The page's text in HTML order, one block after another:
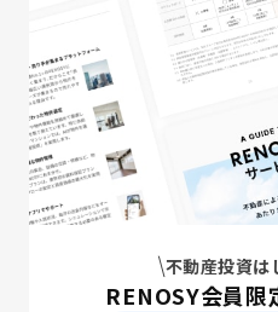
不動産投資は
RENOSY会員限